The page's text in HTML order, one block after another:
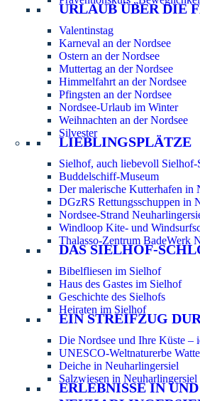
URLAUB ÜBER DIE
Valentinstag
Karneval an der Nordsee
Ostern an der Nordsee
Muttertag an der Nordsee
Himmelfahrt an der Nordsee
Pfingsten an der Nordsee
Nordsee-Urlaub im Winter
Weihnachten an der Nordsee
Silvester
LIEBLINGSPLÄTZE
Sielhof, auch liebevoll Sielhof-
Buddelschiff-Museum
Der malerische Kutterhafen in
DGzRS Rettungsschuppen in
Nordsee-Strand
Windloop Kite- und
Thalasso-Zentrum BadeWerk
DAS SIELHOF-
Bibelfliesen im Sielhof
Haus des Gastes im Sielhof
Geschichte des Sielhofs
Heiraten im Sielhof
EIN STREIFZUG
Die Nordsee und Ihre Küste –
UNESCO-Weltnaturerbe
Deiche in Neuharlingersiel
Salzwiesen in Neuharlingersiel
ERLEBNISSE IN